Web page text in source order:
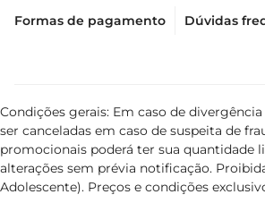
Formas de pagamento Dúvidas
Condições gerais: Em caso de
ser canceladas em caso de suspeita de
promocionais poderá ter sua quantidade
alterações sem prévia notificação.
Adolescente). Preços e condições